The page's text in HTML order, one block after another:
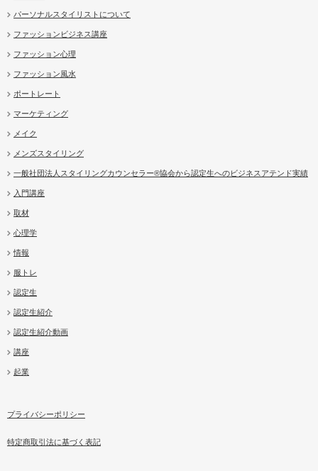
パーソナルスタイリストについて
ファッションビジネス講座
ファッション心理
ファッション風水
ポートレート
マーケティング
メイク
メンズスタイリング
一般社団法人スタイリングカウンセラー®協会から認定生へのビジネスアテンド実績
入門講座
取材
心理学
情報
服トレ
認定生
認定生紹介
認定生紹介動画
講座
起業
プライバシーポリシー
特定商取引法に基づく表記